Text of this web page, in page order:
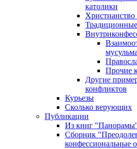
католики
Прочие
Другие
конфликтов
Курьезы
Сколько верующих
Публикации
Из книг
Сборник
конфессиональные